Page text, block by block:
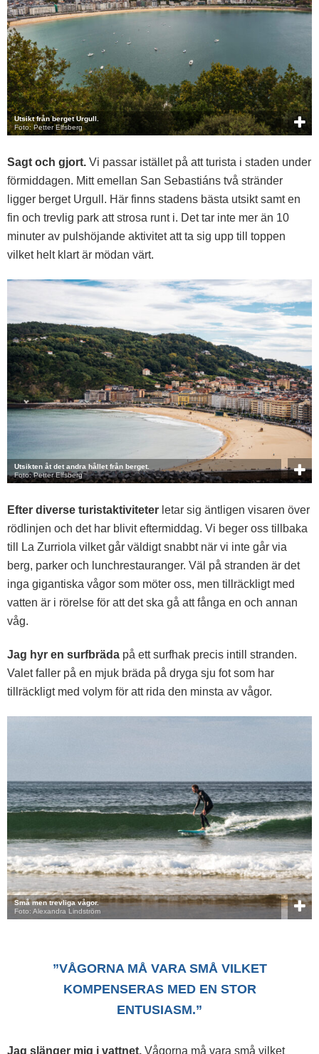
Utsikt från berget Urgull.
Foto: Petter Elfsberg
Sagt och gjort. Vi passar istället på att turista i staden under
förmiddagen. Mitt emellan San Sebastiáns två stränder
ligger berget Urgull. Här finns stadens bästa utsikt samt en
fin och trevlig park att strosa runt i. Det tar inte mer än 10
minuter av pulshöjande aktivitet att ta sig upp till toppen
vilket helt klart är mödan värt.
Utsikten åt det andra hållet från berget.
Foto: Petter Elfsberg
Efter diverse turistaktiviteter letar sig äntligen visaren över
rödlinjen och det har blivit eftermiddag. Vi beger oss tillbaka
till La Zurriola vilket går väldigt snabbt när vi inte går via
berg, parker och lunchrestauranger. Väl på stranden är det
inga gigantiska vågor som möter oss, men tillräckligt med
vatten är i rörelse för att det ska gå att fånga en och annan
våg.
Jag hyr en surfbräda på ett surfhak precis intill stranden.
Valet faller på en mjuk bräda på dryga sju fot som har
tillräckligt med volym för att rida den minsta av vågor.
Små men trevliga vågor.
Foto: Alexandra Lindström
”VÅGORNA MÅ VARA SMÅ VILKET
KOMPENSERAS MED EN STOR
ENTUSIASM.”
Jag slänger mig i vattnet. Vågorna må vara små vilket